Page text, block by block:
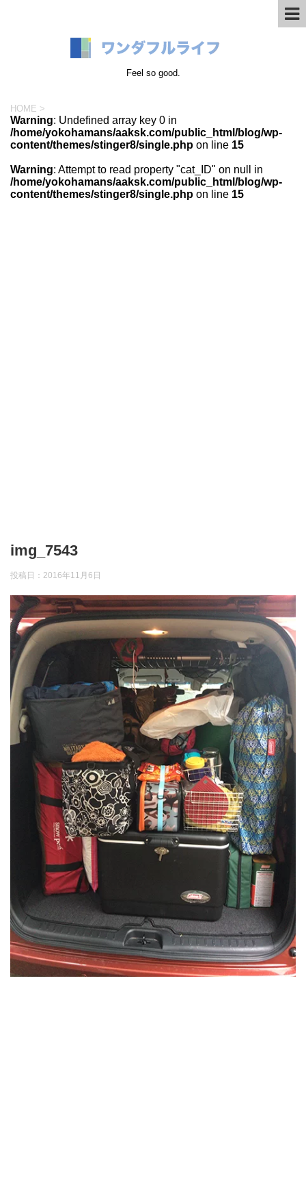
Feel so good.
HOME >
Warning: Undefined array key 0 in
/home/yokohamans/aaksk.com/public_html/blog/wp-
content/themes/stinger8/single.php on line 15
Warning: Attempt to read property "cat_ID" on null in
/home/yokohamans/aaksk.com/public_html/blog/wp-
content/themes/stinger8/single.php on line 15
img_7543
投稿日： 2016年11月6日